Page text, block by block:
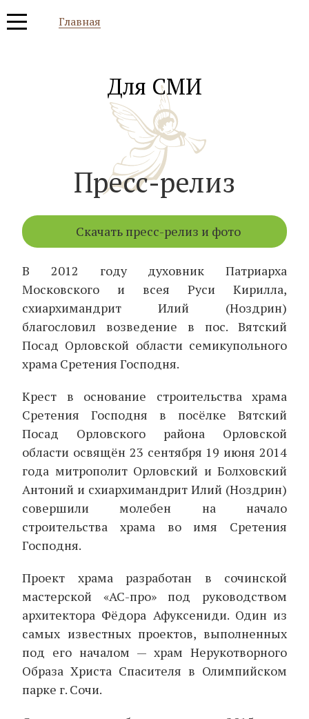
Главная
Для СМИ
Пресс-релиз
Скачать пресс-релиз и фото
В 2012 году духовник Патриарха
Московского и всея Руси Кирилла,
схиархимандрит Илий (Ноздрин)
благословил возведение в пос. Вятский
Посад Орловской области семикупольного
храма Сретения Господня.
Крест в основание строительства храма
Сретения Господня в посёлке Вятский
Посад Орловского района Орловской
области освящён 23 сентября 19 июня 2014
года митрополит Орловский и Болховский
Антоний и схиархимандрит Илий (Ноздрин)
совершили молебен на начало
строительства храма во имя Сретения
Господня.
Проект храма разработан в сочинской
мастерской «АС-про» под руководством
архитектора Фёдора Афуксениди. Один из
самых известных проектов, выполненных
под его началом — храм Нерукотворного
Образа Христа Спасителя в Олимпийском
парке г. Сочи.